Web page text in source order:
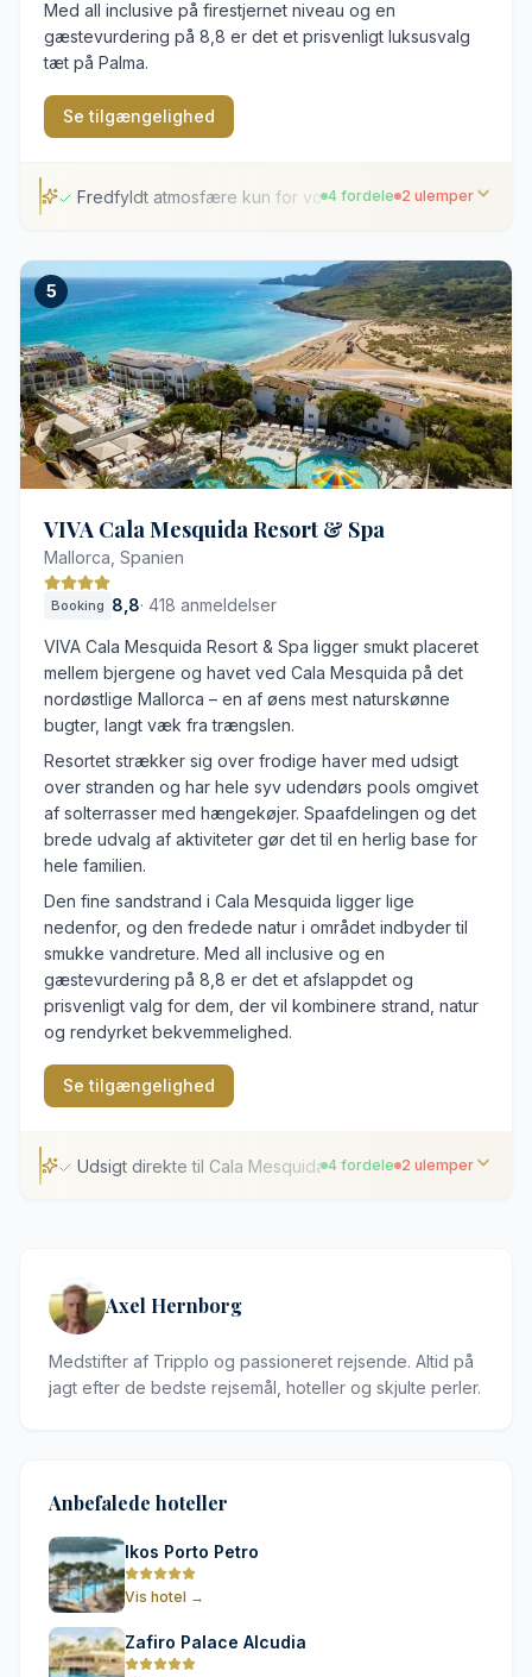
Med all inclusive på firestjernet niveau og en
gæstevurdering på 8,8 er det et prisvenligt luksusvalg
tæt på Palma.
Se tilgængelighed
Fredfyldt atmosfære kun for voksne4 fordele 2 ulemper
Fredfyldt atmosfære kun for voksne
Tre varierede restauranter på stedet
Omfattende spa- og wellnessområde
Kort afstand til sandstranden
Privat parkering mod gebyr
Livligt ferieområde i højsæsonen
5
VIVA Cala Mesquida Resort & Spa
Mallorca, Spanien
Booking 8,8· 418 anmeldelser
VIVA Cala Mesquida Resort & Spa ligger smukt placeret
mellem bjergene og havet ved Cala Mesquida på det
nordøstlige Mallorca – en af øens mest naturskønne
bugter, langt væk fra trængslen.
Resortet strækker sig over frodige haver med udsigt
over stranden og har hele syv udendørs pools omgivet
af solterrasser med hængekøjer. Spaafdelingen og det
brede udvalg af aktiviteter gør det til en herlig base for
hele familien.
Den fine sandstrand i Cala Mesquida ligger lige
nedenfor, og den fredede natur i området indbyder til
smukke vandreture. Med all inclusive og en
gæstevurdering på 8,8 er det et afslappdet og
prisvenligt valg for dem, der vil kombinere strand, natur
og rendyrket bekvemmelighed.
Se tilgængelighed
Udsigt direkte til Cala Mesquida-stranden
4 fordele 2 ulemper
Gode faciliteter dedikeret til børnefamilier
Varieret udvalg af restauranter på stedet
Afsides beliggenhed langt fra større byer
Trængsel ved poolområderne i højsæsonen
Axel Hernborg
Medstifter af Tripplo og passioneret rejsende. Altid på
jagt efter de bedste rejsemål, hoteller og skjulte perler.
Anbefalede hoteller
Ikos Porto Petro
Vis hotel →
Zafiro Palace Alcudia